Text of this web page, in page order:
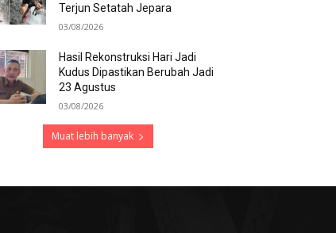
Terjun Setatah Jepara
03/08/2026
Hasil Rekonstruksi Hari Jadi
Kudus Dipastikan Berubah Jadi
23 Agustus
03/08/2026
Muat lebih banyak